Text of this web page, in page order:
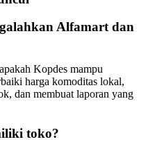
Alfamart dan
Kopdes mampu
harga komoditas lokal,
dan membuat laporan yang
toko?